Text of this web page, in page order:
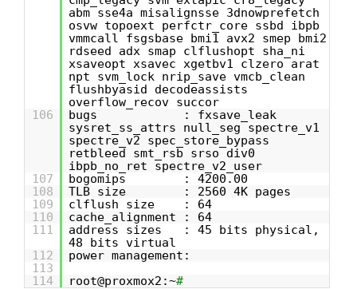
abm sse4a misalignsse 3dnowprefetch
osvw topoext perfctr_core ssbd ibpb
vmmcall fsgsbase bmi1 avx2 smep bmi2
rdseed adx smap clflushopt sha_ni
xsaveopt xsavec xgetbv1 clzero arat
npt svm_lock nrip_save vmcb_clean
flushbyasid decodeassists
overflow_recov succor
106
bugs : fxsave_leak
sysret_ss_attrs null_seg spectre_v1
spectre_v2 spec_store_bypass
retbleed smt_rsb srso div0
ibpb_no_ret spectre_v2_user
107
bogomips : 4200.00
108
TLB size : 2560 4K pages
109
clflush size : 64
110
cache_alignment : 64
111
address sizes : 45 bits physical,
48 bits virtual
112
power management:
113
114
root@proxmox2:~#